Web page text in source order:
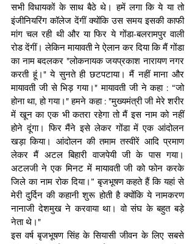
सभी विधायकों के साथ बैठे थे। हमें लगा कि ये या तो
इंजीनियरिंग कॉलेज देंगीं क्योंकि उस समय इसकी काफी
मांग चल रही थी और या फिर ये गोंडा-बलरामपुर वाली
रोड देंगीं। लेकिन मायावती ने ऐलान कर दिया कि मैं गोंडा
का नाम बदलकर "लोकनायक जयप्रकाश नारायण नगर
करती हूं।" ये सुनते ही छटपटाया। मैं नहीं माना और
मायावती जी से भिड़ गया।" मायावती जी ने कहा : “जो
होना था, हो गया।" हमने कहा : "मुख्यमंत्री जी मेरे शरीर
में खून का एक भी कतरा रहेगा तो मैं इस नाम को नहीं
होने दूंगा। फिर मैंने इसे लेकर गोंडा में एक आंदोलन
खड़ा किया। आंदोलन की तमाम तस्वीरें आदि प्रमाण
लेकर मैं अटल बिहारी वाजपेयी जी के पास गया।
अटलजी ने एक मिनट में मायावती जी को फोन करके
जिले का नाम रोक दिया।” बृजभूषण कहते हैं कि यहां से
मेरी दुर्दिन की कहानी शुरू होती है क्योंकि ये नामकरण
नानाजी देशमुख ने करवाया था। वो संघ के बहुत बड़े
नेता थे।"
इस वर्ष बृजभूषण सिंह के सियासी जीवन के लिए सबसे